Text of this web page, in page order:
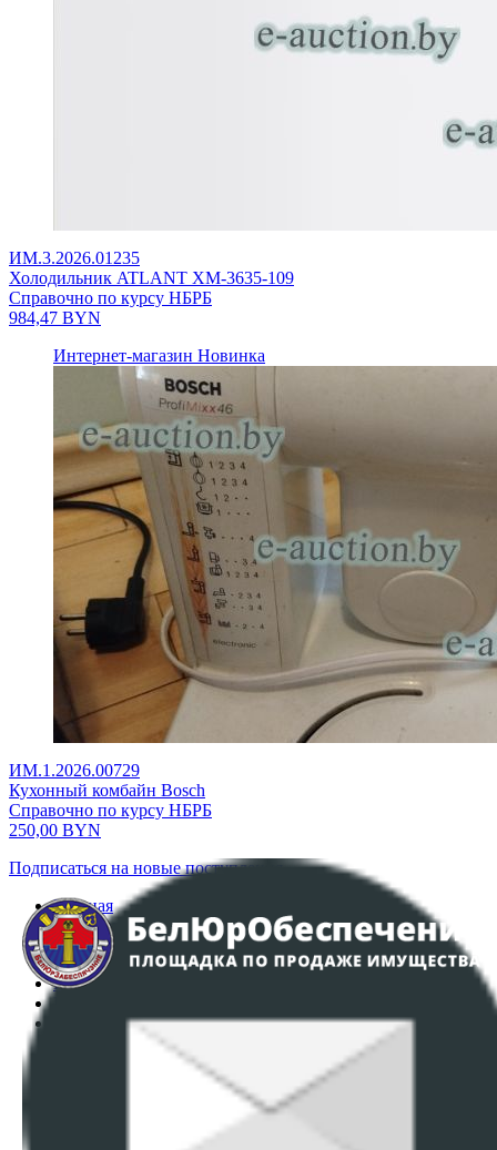
ИМ.3.2026.01235
Холодильник ATLANT ХМ-3635-109
Справочно по курсу НБРБ
984,47 BYN
Интернет-магазин Новинка
ИМ.1.2026.00729
Кухонный комбайн Bosch
Справочно по курсу НБРБ
250,00 BYN
Подписаться на новые поступления
Главная
Аукционы
Интернет-магазин
Регламент организации и проведения торгов
Политика в отношении обработки персональных
ПОЛОЖЕНИЕ О ПОЛИТИКЕ ОБРАБОТКИ COOKIE-
Настройки cookie-файлов